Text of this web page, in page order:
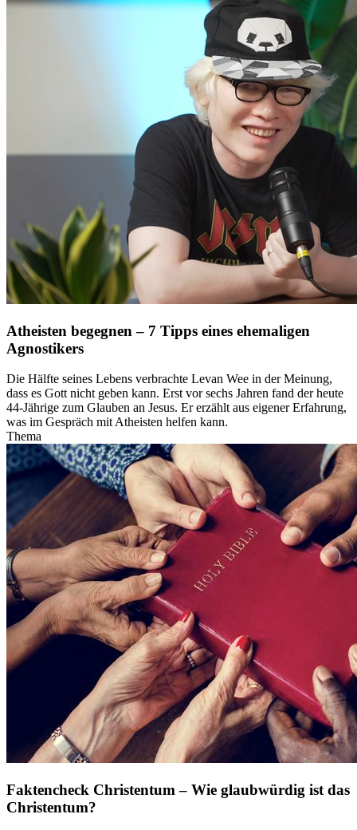
Atheisten begegnen – 7 Tipps eines ehemaligen
Agnostikers
Die Hälfte seines Lebens verbrachte Levan Wee in der Meinung,
dass es Gott nicht geben kann. Erst vor sechs Jahren fand der heute
44-Jährige zum Glauben an Jesus. Er erzählt aus eigener Erfahrung,
was im Gespräch mit Atheisten helfen kann.
Thema
Faktencheck Christentum – Wie glaubwürdig ist das
Christentum?